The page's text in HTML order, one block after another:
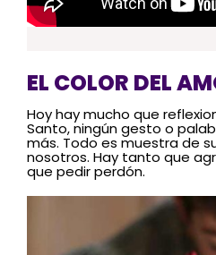
EL COLOR DEL
Hoy hay mucho que
Santo, ningún gesto o
más. Todo es muestra de
nosotros. Hay tanto que
que pedir perdón.